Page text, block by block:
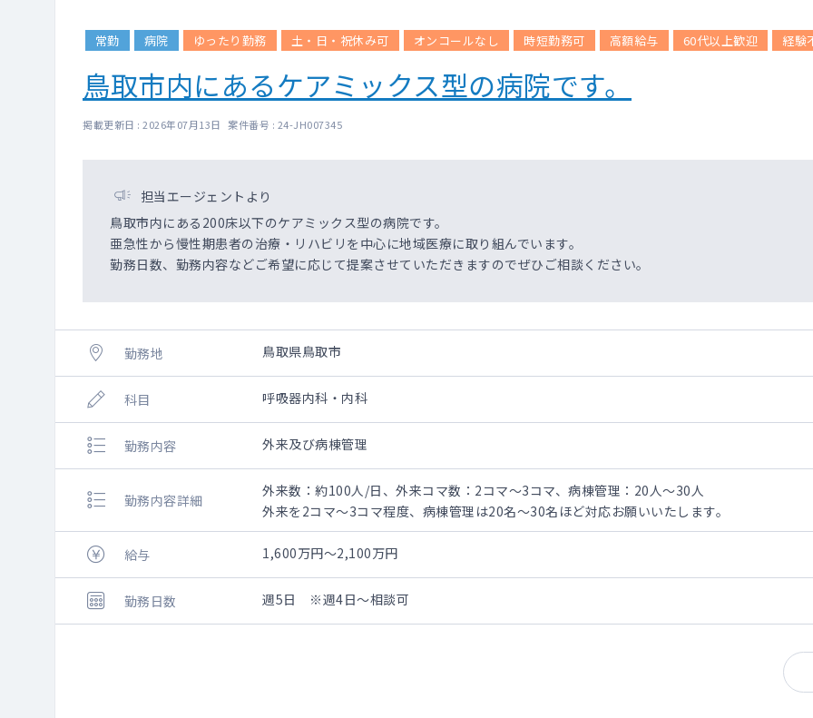
常勤 病院 ゆったり勤務 土・日・祝休み可 オンコールなし 時短勤務可 高額給与 60代以上歓迎 経験
鳥取市内にあるケアミックス型の病院です。
掲載更新日 : 2026年07月13日 案件番号 : 24-JH007345
担当エージェントより
鳥取市内にある200床以下のケアミックス型の病院です。
亜急性から慢性期患者の治療・リハビリを中心に地域医療に取り組んでいます。
勤務日数、勤務内容などご希望に応じて提案させていただきますのでぜひご相談ください。
勤務地 鳥取県鳥取市
科目 呼吸器内科・内科
勤務内容 外来及び病棟管理
勤務内容詳細
外来数：約100人/日、外来コマ数：2コマ～3コマ、病棟管理：20人～30人
外来を2コマ～3コマ程度、病棟管理は20名～30名ほど対応お願いいたします。
給与 1,600万円～2,100万円
勤務日数 週5日 ※週4日～相談可